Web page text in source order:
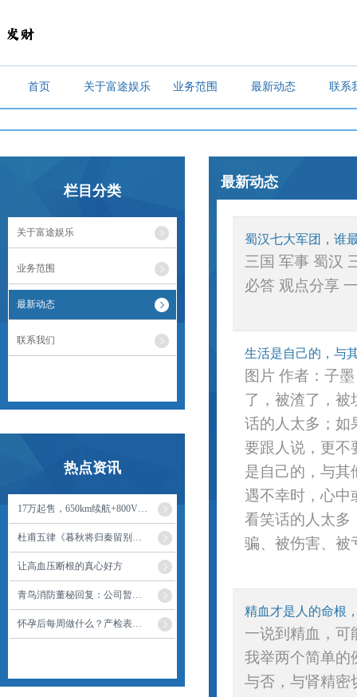
首页 关于富途娱乐 业务范围 最新动态 联系
栏目分类
关于富途娱乐
业务范围
最新动态
联系我们
热点资讯
17万起售，650km续航+800V+激光雷达！这台比亚迪这样选
杜甫五律《暮秋将归秦留别湖南幕府亲友》读记
让高血压断根的真心好方
青鸟消防董秘回复：公司暂不符合规则中强制披露业绩预告的要求，因此暂无业绩预告的披露计划
怀孕后每周做什么？产检表➕入院待产包清单
最新动态
蜀汉七大军团，谁
三国 军事 蜀汉
必答 观点分享
生活是自己的，与
图片 作者：子
了，被渣了，被
话的人太多；如
要跟人说，更不
是自己的，与其
遇不幸时，心中
看笑话的人太多
骗、被伤害、被
精血才是人的命根
一说到精血，可
我举两个简单的
与否，与肾精密